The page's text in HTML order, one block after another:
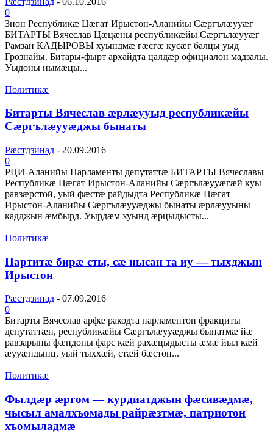
0
Знон Республикæ Цæгат Ирыстон-Аланийы Сæргълæууæг
БИТАРТЫ Вячеслав Цæцæны республикæйы Сæргълæууæг
Рамзан КАДЫРОВЫ хуындмæ гæсгæ кусæг балцы уыд
Грознайы. Битары-фырт архайдта цалдæр официалон мадзалы.
Уыдоны нымæцы...
Политикæ
Битарты Вячеслав æрлæууыд республикæйы
Сæргълæууæджы бынаты
Рæстдзинад - 20.09.2016
0
РЦИ-Аланийы Парламенты депутаттæ БИТАРТЫ Вячеславы
Республикæ Цæгат Ирыстон-Аланийы Сæргълæууæгæй куы
равзæрстой, уый фæстæ райдыдта Республикæ Цæгат
Ирыстон-Аланийы Сæргълæууæджы бынаты æрлæууыны
кадджын æмбырд. Уырдæм хуынд æрцыдысты...
Политикæ
Партитæ бирæ сты, сæ нысан та иу — тыхджын
Ирыстон
Рæстдзинад - 07.09.2016
0
Битарты Вячеслав арфæ ракодта парламентон фракциты
депутаттæн, республикæйы Сæргълæууæджы бынатмæ йæ
равзарыны фæндоны фарс кæй рахæцыдысты æмæ йыл кæй
æууæндынц, уый тыххæй, стæй бæстон...
Политикæ
Фылдæр æргом — курдиатджын фæсивæдмæ,
чысыл амалхъомады райрæзтмæ, патриотон
хъомыладмæ